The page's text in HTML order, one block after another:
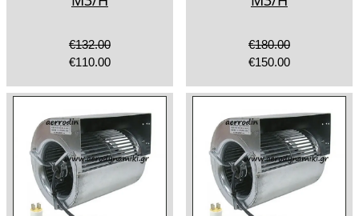
€132.00
€110.00
€180.00
€150.00